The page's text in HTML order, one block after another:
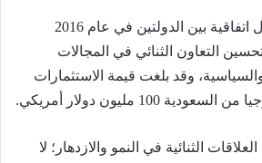
في حين جرى توقيع أول اتفاقية بين الدولتين في عام 2016
التعاون الثنائي في المجالات
والسياسية، وقد بلغت قيمة الاستثمارات
100 مليون دولار أمريكي.
الثنائية في النمو والازدهار؛ لا